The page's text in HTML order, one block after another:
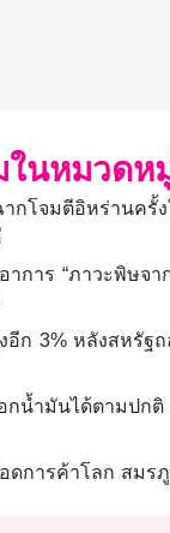
นหมวดห
กโจมตีอิหร่านครั้
าการ “ภาวะพิษจ
อีก 3% หลังสหรัฐ
กน้ำมันได้ตามปก
อดการค้าโลก สม